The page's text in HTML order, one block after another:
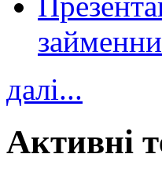
далі...
Активні